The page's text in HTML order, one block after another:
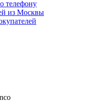
телефону
из Москвы